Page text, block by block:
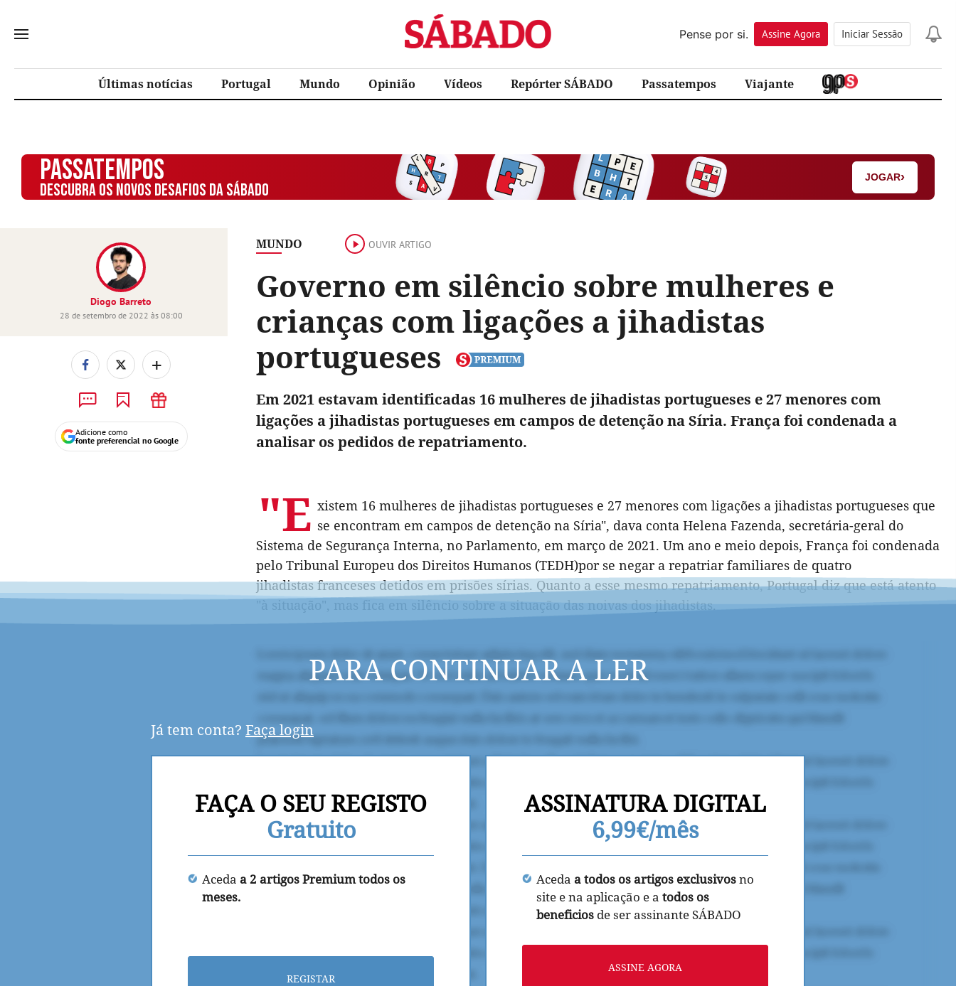
Sábado
Pense por si.
Assine Agora Iniciar Sessão
Últimas notícias Portugal Mundo Opinião Vídeos Repórter SÁBADO Passatempos Viajante
PASSATEMPOS
DESCUBRA OS NOVOS DESAFIOS DA SÁBADO
JOGAR›
MUNDO OUVIR ARTIGO
Governo em silêncio sobre mulheres e
crianças com ligações a jihadistas
portugueses
Diogo Barreto
28 de setembro de 2022 às 08:00
+
Adicione como
fonte preferencial no Google
Em 2021 estavam identificadas 16 mulheres de jihadistas portugueses e 27 menores com
ligações a jihadistas portugueses em campos de detenção na Síria. França foi condenada a
analisar os pedidos de repatriamento.
"E xistem 16 mulheres de jihadistas portugueses e 27 menores com ligações a jihadistas portugueses que
se encontram em campos de detenção na Síria", dava conta Helena Fazenda, secretária-geral do
Sistema de Segurança Interna, no Parlamento, em março de 2021. Um ano e meio depois, França foi condenada
pelo Tribunal Europeu dos Direitos Humanos (TEDH)por se negar a repatriar familiares de quatro
jihadistas franceses detidos em prisões sírias. Quanto a esse mesmo repatriamento, Portugal diz que está atento
"à situação", mas fica em silêncio sobre a situação das noivas dos jihadistas.
PARA CONTINUAR A LER
Já tem conta? Faça login
FAÇA O SEU REGISTO
Gratuito
Aceda a 2 artigos Premium todos os
meses.
REGISTAR
ASSINATURA DIGITAL
6,99€/mês
Aceda a todos os artigos exclusivosno
site e na aplicação e a todos os
beneficios de ser assinante SÁBADO
ASSINE AGORA